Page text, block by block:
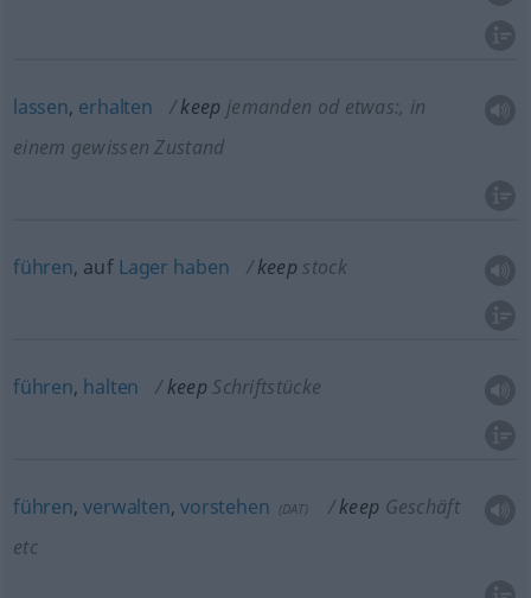
lassen, erhalten keep jemanden od etwas:, in
einem gewissen Zustand
führen, auf Lager haben keep stock
führen, halten keep Schriftstücke
führen,verwalten,vorstehen (DAT) keep Geschäft
etc